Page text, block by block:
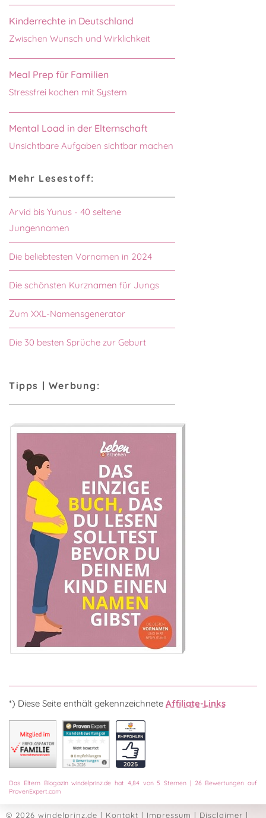
Kinderrechte in Deutschland
Zwischen Wunsch und Wirklichkeit
Meal Prep für Familien
Stressfrei kochen mit System
Mental Load in der Elternschaft
Unsichtbare Aufgaben sichtbar machen
Mehr Lesestoff:
Arvid bis Yunus - 40 seltene
Jungennamen
Die beliebtesten Vornamen in 2024
Die schönsten Kurznamen für Jungs
Zum XXL-Namensgenerator
Die 30 besten Sprüche zur Geburt
Tipps | Werbung:
*) Diese Seite enthält gekennzeichnete Affiliate-Links
Das Eltern Blogazin windelprinz.de hat 4,84von5 Sternen | 26Bewertungen auf
ProvenExpert.com
© 2026 windelprinz.de | Kontakt | Impressum | Disclaimer |